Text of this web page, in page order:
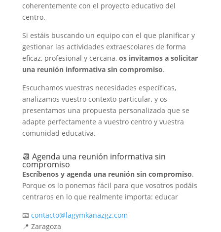
coherentemente con el proyecto educativo del
centro.
Si estáis buscando un equipo con el que planificar y
gestionar las actividades extraescolares de forma
eficaz, profesional y cercana, os invitamos a solicitar
una reunión informativa sin compromiso.
Escuchamos vuestras necesidades específicas,
analizamos vuestro contexto particular, y os
presentamos una propuesta personalizada que se
adapte perfectamente a vuestro centro y vuestra
comunidad educativa.
📆 Agenda una reunión informativa sin
compromiso
Escríbenos y agenda una reunión sin compromiso.
Porque os lo ponemos fácil para que vosotros podáis
centraros en lo que realmente importa: educar
📧 contacto@lagymkanazgz.com
📍 Zaragoza